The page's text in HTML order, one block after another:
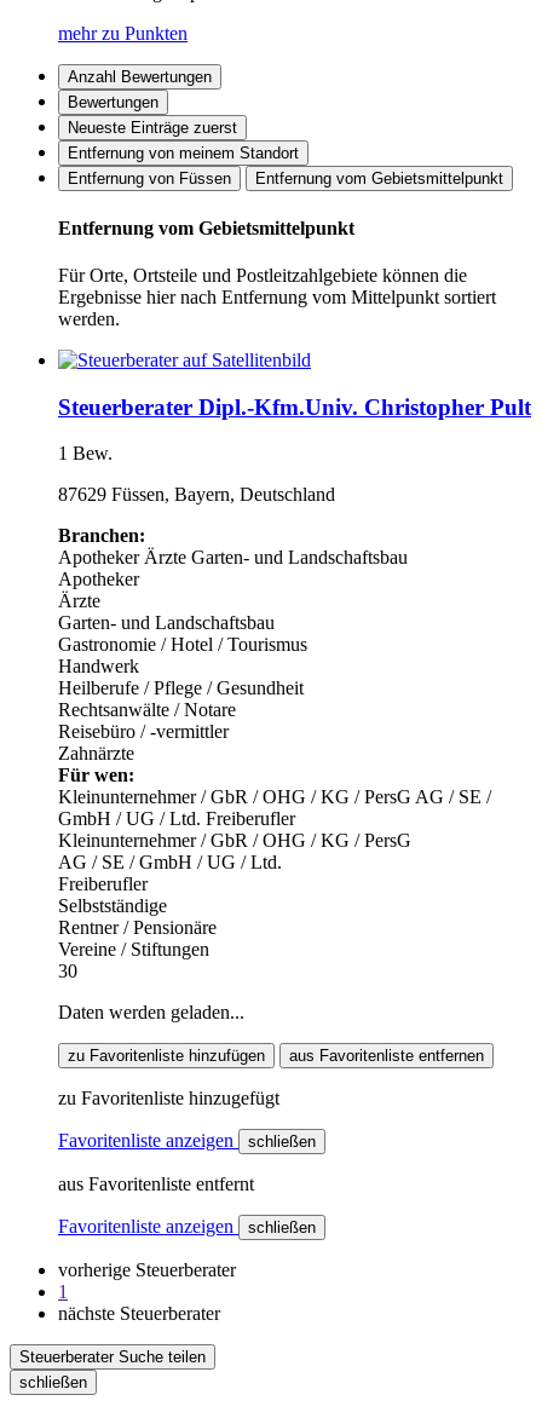
mehr zu Punkten
Anzahl Bewertungen
Bewertungen
Neueste Einträge zuerst
Entfernung von meinem Standort
Entfernung von Füssen
Entfernung vom Gebietsmittelpunkt
Entfernung vom Gebietsmittelpunkt
Für Orte, Ortsteile und Postleitzahlgebiete können die
Ergebnisse hier nach Entfernung vom Mittelpunkt sortiert
werden.
Steuerberater Dipl.-Kfm.Univ. Christopher Pult
1 Bew.
87629 Füssen, Bayern, Deutschland
Branchen:
ApothekerÄrzte Garten- und Landschaftsbau
Apotheker
Ärzte
Garten- und Landschaftsbau
Gastronomie / Hotel / Tourismus
Handwerk
Heilberufe / Pflege / Gesundheit
Rechtsanwälte / Notare
Reisebüro / -vermittler
Zahnärzte
Für wen:
Kleinunternehmer / GbR / OHG / KG / PersG AG / SE /
GmbH / UG / Ltd. Freiberufler
Kleinunternehmer / GbR / OHG / KG / PersG
AG / SE / GmbH / UG / Ltd.
Freiberufler
Selbstständige
Rentner / Pensionäre
Vereine / Stiftungen
30
Daten werden geladen...
zu Favoritenliste hinzufügen aus Favoritenliste entfernen
zu Favoritenliste hinzugefügt
Favoritenliste anzeigen schließen
aus Favoritenliste entfernt
Favoritenliste anzeigen schließen
vorherige Steuerberater
1
nächste Steuerberater
Steuerberater Suche teilen
schließen